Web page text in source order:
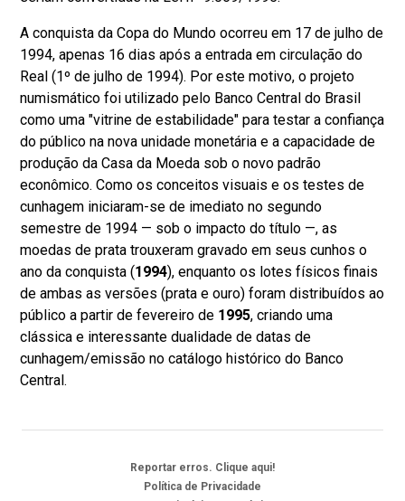
A conquista da Copa do Mundo ocorreu em 17 de julho de
1994, apenas 16 dias após a entrada em circulação do
Real (1º de julho de 1994). Por este motivo, o projeto
numismático foi utilizado pelo Banco Central do Brasil
como uma "vitrine de estabilidade" para testar a confiança
do público na nova unidade monetária e a capacidade de
produção da Casa da Moeda sob o novo padrão
econômico. Como os conceitos visuais e os testes de
cunhagem iniciaram-se de imediato no segundo
semestre de 1994 — sob o impacto do título —, as
moedas de prata trouxeram gravado em seus cunhos o
ano da conquista (1994), enquanto os lotes físicos finais
de ambas as versões (prata e ouro) foram distribuídos ao
público a partir de fevereiro de 1995, criando uma
clássica e interessante dualidade de datas de
cunhagem/emissão no catálogo histórico do Banco
Central.
Reportar erros. Clique aqui!
Política de Privacidade